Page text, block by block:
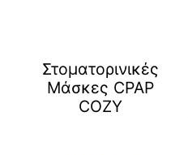
Στοματορινικές
Μάσκες CPAP
COZY